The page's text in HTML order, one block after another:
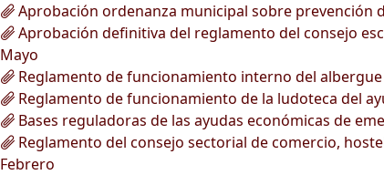
Aprobación ordenanza municipal sobre prevención
Aprobación definitiva del reglamento del consejo
Mayo
Reglamento de funcionamiento interno del
Reglamento de funcionamiento de la ludoteca del
Bases reguladoras de las ayudas económicas de
Reglamento del consejo sectorial de comercio,
Febrero